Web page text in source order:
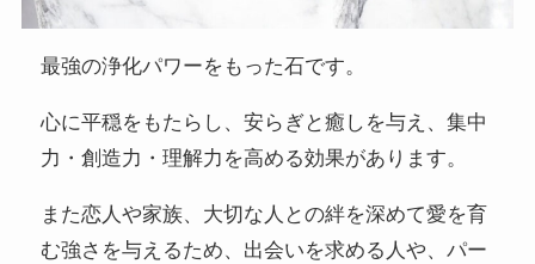
最強の浄化パワーをもった石です。
心に平穏をもたらし、安らぎと癒しを与え、集中
力・創造力・理解力を高める効果があります。
また恋人や家族、大切な人との絆を深めて愛を育
む強さを与えるため、出会いを求める人や、パー